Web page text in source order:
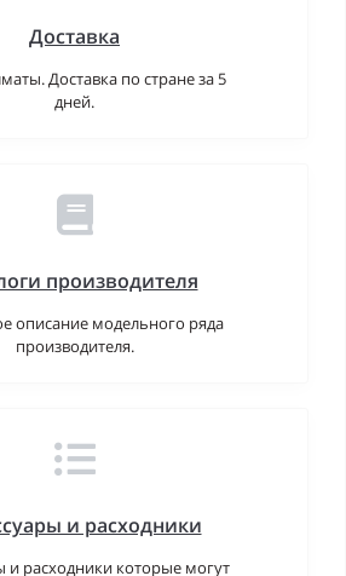
Доставка
Доставка по стране за 5
дней.
производителя
описание модельного ряда
производителя.
и расходники
и расходники которые могут